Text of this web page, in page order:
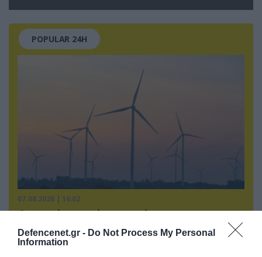
Defencenet.gr - Do Not Process My Personal
Information
POPULAR 24H
07.08.2026 | 16:02
Φορτηγό μεταφέρει πτερύγιο
ανεμογεννήτριας αλλά… το δυσκολεύουν τα
δένδρα! (βίντεο)